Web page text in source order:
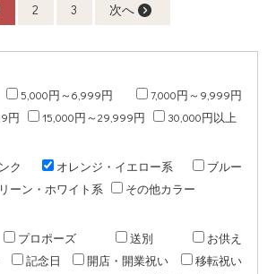
2 3 次へ
5,000円～6,999円
7,000円～9,999円
円
15,000円～29,999円 30,000円以上
ク オレンジ・イエロー系
ブルー
ーン・ホワイト系 その他カラー
プロポーズ 送別
お供え
記念日 開店・開業祝い
移転祝い